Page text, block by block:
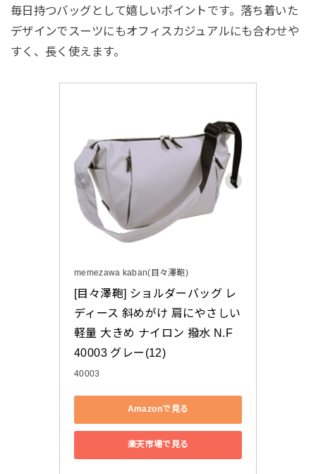
毎日持つバッグとして嬉しいポイントです。落ち着いた
デザインでスーツにもオフィスカジュアルにも合わせや
すく、長く使えます。
memezawa kaban(目々澤鞄)
[目々澤鞄] ショルダーバッグ レ
ディース 斜めがけ 肩にやさしい
軽量 大きめ ナイロン 撥水 N.F
40003 グレー(12)
40003
Amazonで見る
楽天市場で見る